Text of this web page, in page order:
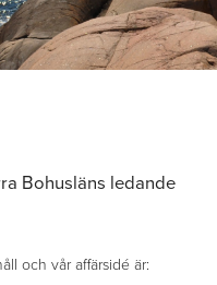
Bohusläns ledande
och vår affärsidé är: